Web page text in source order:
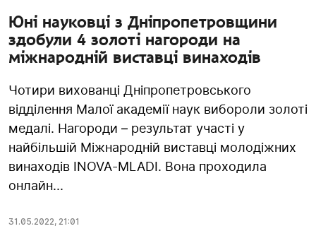
Юні науковці з Дніпропетровщини
здобули 4 золоті нагороди на
міжнародній виставці винаходів
Чотири вихованці Дніпропетровського
відділення Малої академії наук вибороли золоті
медалі. Нагороди – результат участі у
найбільшій Міжнародній виставці молодіжних
винаходів INOVA-MLADI. Вона проходила
онлайн...
31.05.2022, 21:01